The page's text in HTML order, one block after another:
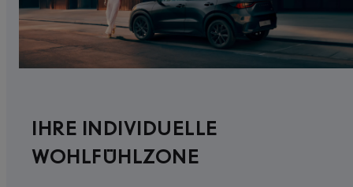
IHRE INDIVIDUELLE
WOHLFÜHLZONE